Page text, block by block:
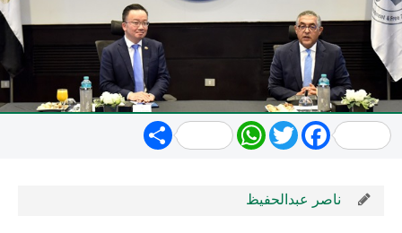
Share WhatsApp
TwitterFacebook
ناصر عبدالحفيظ